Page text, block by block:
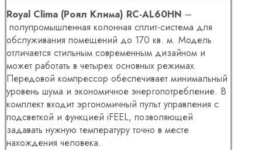
Royal Clima (Роял Клима) RC-AL60HN –
полупромышленная колонная сплит-система для
обслуживания помещений до 170 кв. м. Модель
отличается стильным современным дизайном и
может работать в четырех основных режимах.
Передовой компрессор обеспечивает минимальный
уровень шума и экономичное энергопотребление. В
комплект входит эргономичный пульт управления с
подсветкой и функцией iFEEL, позволяющей
задавать нужную температуру точно в месте
нахождения человека.